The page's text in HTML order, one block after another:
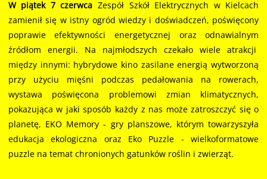
W piątek 7 czerwca Zespół Szkół Elektrycznych w Kielcach
zamienił się w istny ogród wiedzy i doświadczeń, poświęcony
poprawie efektywności energetycznej oraz odnawialnym
źródłom energii. Na najmłodszych czekało wiele atrakcji
między innymi: hybrydowe kino zasilane energią wytworzoną
przy użyciu mięśni podczas pedałowania na rowerach,
wystawa poświęcona problemowi zmian klimatycznych,
pokazująca w jaki sposób każdy z nas może zatroszczyć się o
planetę, EKO Memory - gry planszowe, którym towarzyszyła
edukacja ekologiczna oraz Eko Puzzle - wielkoformatowe
puzzle na temat chronionych gatunków roślin i zwierząt.